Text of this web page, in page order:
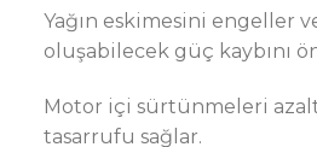
Yağın eskimesini engeller
oluşabilecek güç kaybını
Motor içi sürtünmeleri
tasarrufu sağlar.